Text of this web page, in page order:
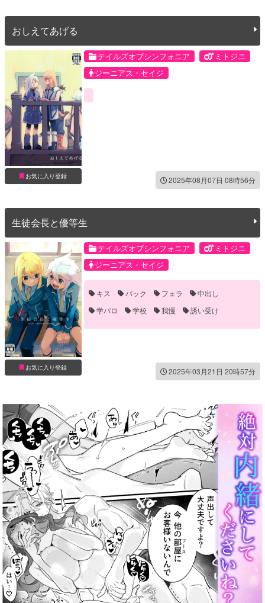
おしえてあげる
お気に入り登録
テイルズオブシンフォニア
ミトジニ
ジーニアス・セイジ
2025年08月07日 08時56分
生徒会長と優等生
お気に入り登録
テイルズオブシンフォニア
ミトジニ
ジーニアス・セイジ
ミトス・ユグドラシル
キス バック フェラ
中出し
学パロ
学校 我慢 誘い受け
2025年03月21日 20時57分